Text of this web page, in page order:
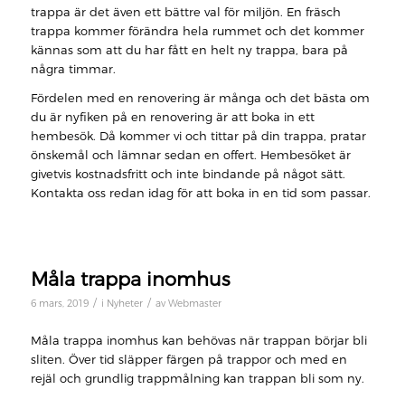
trappa är det även ett bättre val för miljön. En fräsch
trappa kommer förändra hela rummet och det kommer
kännas som att du har fått en helt ny trappa, bara på
några timmar.
Fördelen med en renovering är många och det bästa om
du är nyfiken på en renovering är att boka in ett
hembesök. Då kommer vi och tittar på din trappa, pratar
önskemål och lämnar sedan en offert. Hembesöket är
givetvis kostnadsfritt och inte bindande på något sätt.
Kontakta oss redan idag för att boka in en tid som passar.
Måla trappa inomhus
6 mars, 2019 / i Nyheter / av Webmaster
Måla trappa inomhus kan behövas när trappan börjar bli
sliten. Över tid släpper färgen på trappor och med en
rejäl och grundlig trappmålning kan trappan bli som ny.